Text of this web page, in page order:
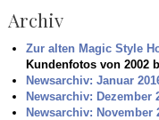
Archiv
Zur alten Magic Style
Kundenfotos von 2002
Newsarchiv: Januar
Newsarchiv: Dezember
Newsarchiv: November